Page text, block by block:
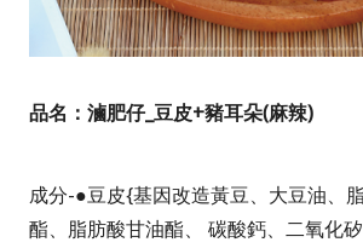
品名：滷肥仔_豆皮+豬耳朵(麻辣)
成分-●豆皮{基因改造黃豆、大豆油、
酯、脂肪酸甘油酯、 碳酸鈣、二氧化